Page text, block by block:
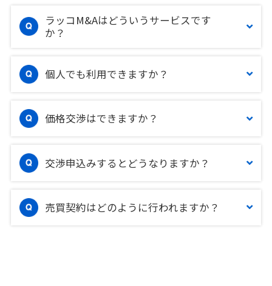
ラッコM&Aはどういうサービスです
か？
個人でも利用できますか？
価格交渉はできますか？
交渉申込みするとどうなりますか？
売買契約はどのように行われますか？